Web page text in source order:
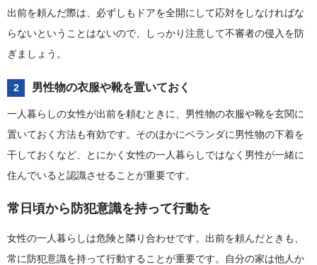
出前を頼んだ際は、必ずしもドアを全開にして応対をしなければな
らないということはないので、しっかり注意して不審者の侵入を防
ぎましょう。
2 男性物の衣服や靴を置いておく
一人暮らしの女性が出前を頼むときに、男性物の衣服や靴を玄関に
置いておく方法も有効です。そのほかにベランダに男性物の下着を
干しておくなど、とにかく女性の一人暮らしではなく男性が一緒に
住んでいると認識させることが重要です。
常日頃から防犯意識を持って行動を
女性の一人暮らしは危険と隣り合わせです。出前を頼んだときも、
常に防犯意識を持って行動することが重要です。自分の家は他人か